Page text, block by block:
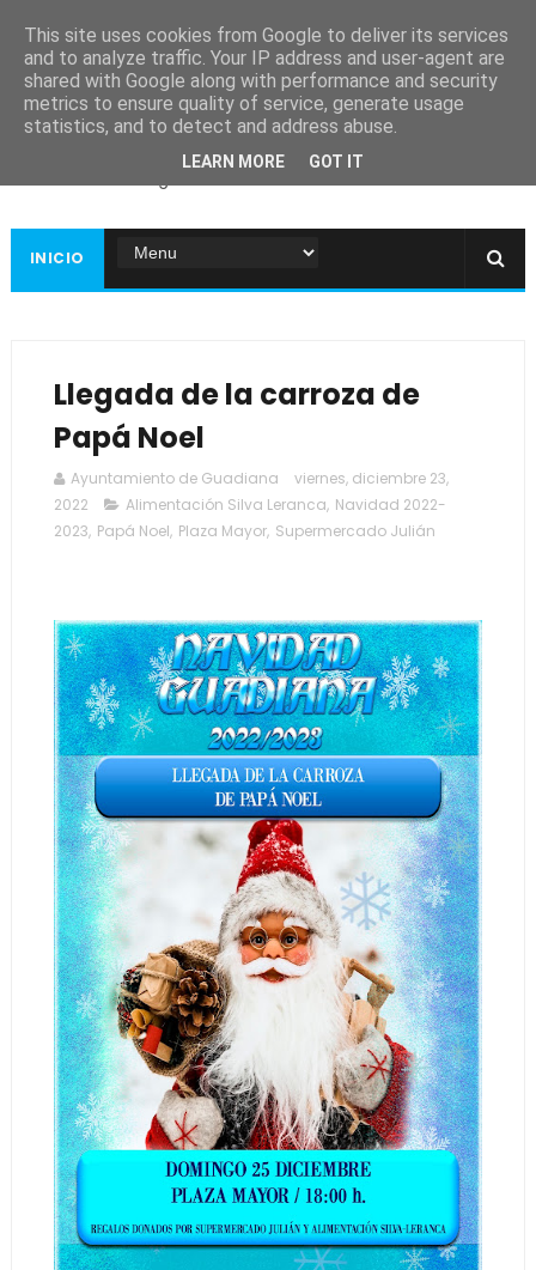
Ayuntamiento de
Guadiana
INICIO
Llegada de la carroza de
Papá Noel
Ayuntamiento de Guadiana
viernes, diciembre 23,
2022
Alimentación Silva Leranca, Navidad 2022-
2023, Papá Noel, Plaza Mayor, Supermercado Julián
This site uses cookies from Google to deliver its services
and to analyze traffic. Your IP address and user-agent are
shared with Google along with performance and security
metrics to ensure quality of service, generate usage
statistics, and to detect and address abuse.
LEARN MORE GOT IT